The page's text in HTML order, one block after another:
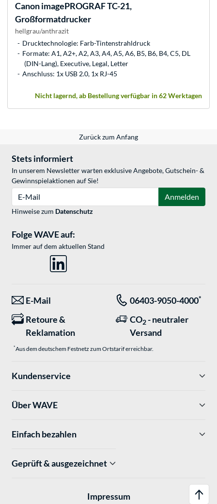
CanonimagePROGRAF TC-21,
Großformatdrucker
hellgrau/anthrazit
Drucktechnologie: Farb-Tintenstrahldruck
Formate: A1, A2+, A2, A3, A4, A5, A6, B5, B6, B4, C5, DL
(DIN-Lang), Executive, Legal, Letter
Anschluss: 1x USB 2.0, 1x RJ-45
Nicht lagernd, ab Bestellung verfügbar in 62 Werktagen
Zurück zum Anfang
Stets informiert
In unserem Newsletter warten exklusive Angebote, Gutschein- &
Gewinnspielaktionen auf Sie!
Anmelden
Hinweise zum Datenschutz
Folge WAVE auf:
Immer auf dem aktuellen Stand
E-Mail 06403-9050-4000*
Retoure &
Reklamation
CO2 - neutraler
Versand
*Aus dem deutschem Festnetz zum Ortstarif erreichbar.
Kundenservice
Über WAVE
Einfach bezahlen
Geprüft & ausgezeichnet
Impressum